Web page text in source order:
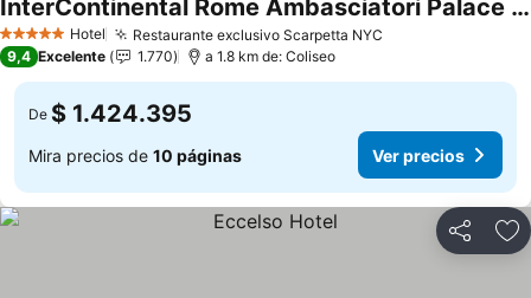
5 Estrellas Hotel Restaurante exclusivo Scarpetta NYC
InterContinental Rome Ambasciatori Palace by IHG
Ver precios
9,4 Excelente 1.770 a 1.8 km de: Coliseo
De $ 1.424.395
Mira precios de 10 páginas Ver precios
Compartir